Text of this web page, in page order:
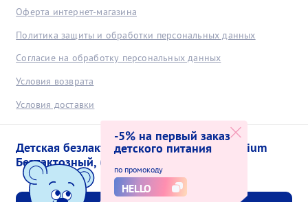
Детская безлактозная смесь Nutrilak Premium
Безлактозный, 600г
Оферта интернет-магазина
Политика защиты и обработки персональных данных
Согласие на обработку персональных данных
Условия возврата
Условия доставки
Положение о порядке хранения и защиты персональных
данных пользователей, получаемых с интернет-сайта
Как заказать
-5% на первый заказ
детского питания
по промокоду
HELLO